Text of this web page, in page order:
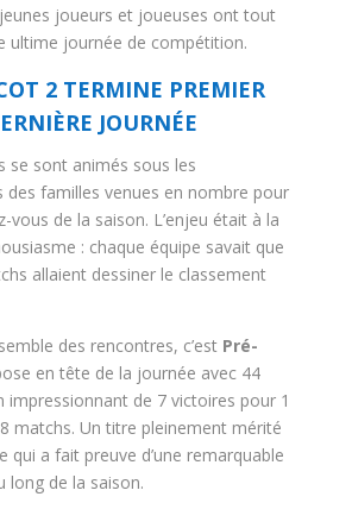
jeunes joueurs et joueuses ont tout
ultime journée de compétition.
2 TERMINE PREMIER
JOURNÉE
se sont animés sous les
des familles venues en nombre pour
vous de la saison. L’enjeu était à la
: chaque équipe savait que
allaient dessiner le classement
des rencontres, c’est Pré-
en tête de la journée avec 44
impressionnant de 7 victoires pour 1
matchs. Un titre pleinement mérité
qui a fait preuve d’une remarquable
long de la saison.